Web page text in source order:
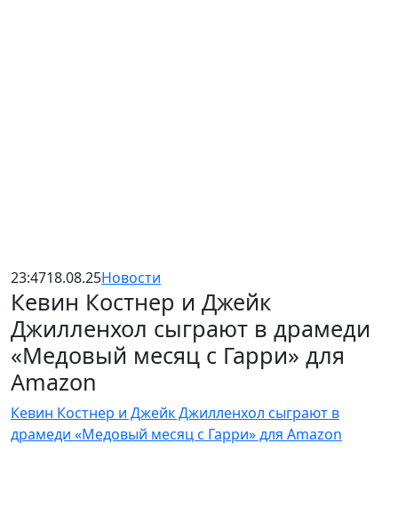
23:4718.08.25Новости
Кевин Костнер и Джейк
Джилленхол сыграют в драмеди
«Медовый месяц с Гарри» для
Amazon
Кевин Костнер и Джейк Джилленхол сыграют в
драмеди «Медовый месяц с Гарри» для Amazon